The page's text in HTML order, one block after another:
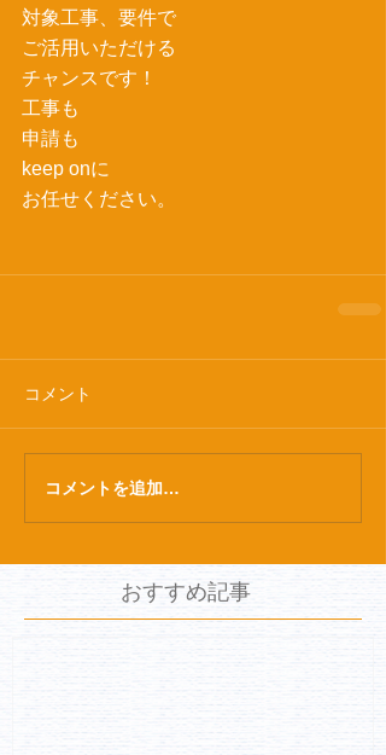
対象工事、要件で
ご活用いただける
チャンスです！
工事も
申請も
keep onに
お任せください。
コメント
コメントを追加…
おすすめ記事